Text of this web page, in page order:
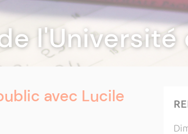
l'Université
avec Lucile